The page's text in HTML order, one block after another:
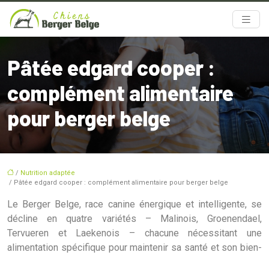
Pâtée edgard cooper :
complément alimentaire
pour berger belge
/ Nutrition adaptée
/ Pâtée edgard cooper : complément alimentaire pour berger belge
Le Berger Belge, race canine énergique et intelligente, se
décline en quatre variétés – Malinois, Groenendael,
Tervueren et Laekenois – chacune nécessitant une
alimentation spécifique pour maintenir sa santé et son bien-